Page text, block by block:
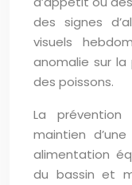
des signes
visuels
anomalie sur la
des poissons.
La
maintien
alimentation
du bassin et